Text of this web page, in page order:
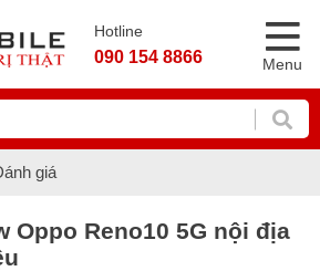
Hotline
090 154 8866 Menu
giá
Oppo Reno10 5G nội địa